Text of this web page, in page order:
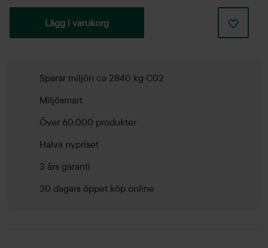
Lägg i varukorg
Sparar miljön ca 2840 kg C02
Miljösmart
Över 60.000 produkter
Halva nypriset
3 års garanti
30 dagars öppet köp online